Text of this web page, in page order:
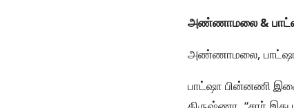
அண்ணாமலை &
அண்ணாமலை, பாட்ஷா
பாட்ஷா பின்னணி